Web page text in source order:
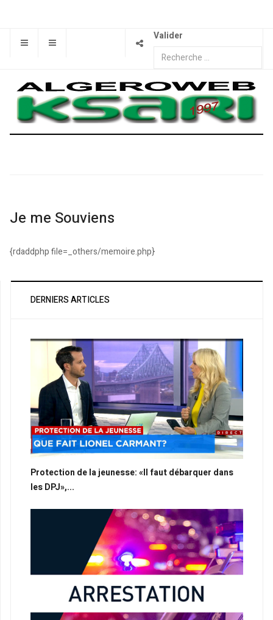
Valider
Je me Souviens
{rdaddphp file=_others/memoire.php}
DERNIERS ARTICLES
Protection de la jeunesse: «Il faut débarquer dans
les DPJ»,...